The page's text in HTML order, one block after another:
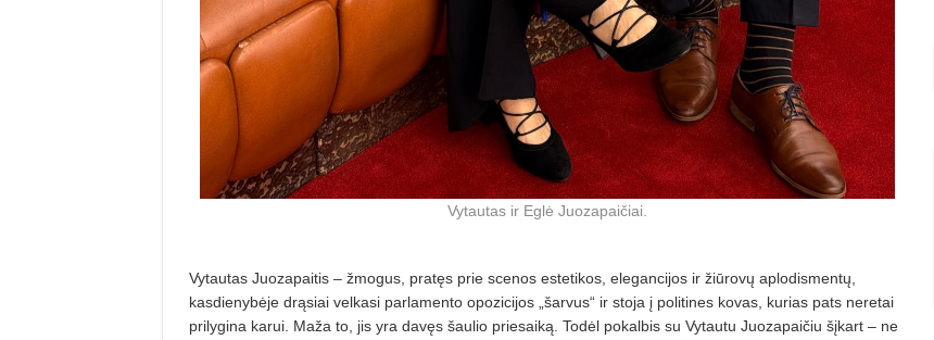
Vytautas ir Eglė Juozapaičiai.
Vytautas Juozapaitis – žmogus, pratęs prie scenos estetikos, elegancijos ir žiūrovų aplodismentų,
kasdienybėje drąsiai velkasi parlamento opozicijos „šarvus“ ir stoja į politines kovas, kurias pats neretai
prilygina karui. Maža to, jis yra davęs šaulio priesaiką. Todėl pokalbis su Vytautu Juozapaičiu šįkart – ne